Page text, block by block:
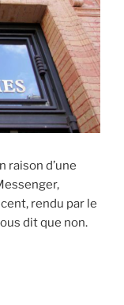
d’une
rendu par le
dit que non.